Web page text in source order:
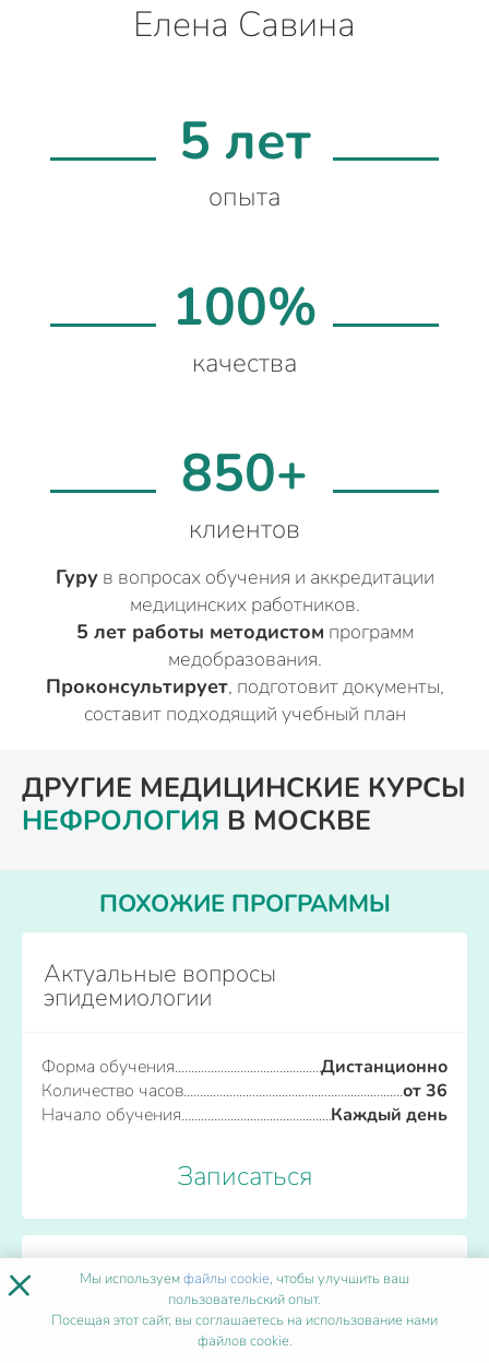
Елена Савина
5 лет
опыта
100%
качества
850+
клиентов
Гуру в вопросах обучения и аккредитации
медицинских работников.
5 лет работы методистом программ
медобразования.
Проконсультирует, подготовит документы,
составит подходящий учебный план
ДРУГИЕ МЕДИЦИНСКИЕ КУРСЫ
НЕФРОЛОГИЯ В МОСКВЕ
ПОХОЖИЕ ПРОГРАММЫ
Актуальные вопросы
эпидемиологии
Форма обучения
Дистанционно
Количество часов
от 36
Начало обучения
Каждый день
Записаться
Ботулинотерапия в стоматологии
× Мы используемфайлы cookie, чтобы улучшить ваш
пользовательский опыт.
Посещая этот сайт, вы соглашаетесь на использование нами
файлов cookie.